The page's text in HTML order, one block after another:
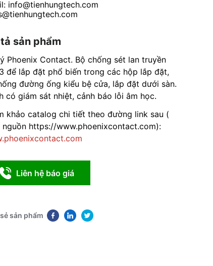
info@tienhungtech.com
sản phẩm
Phoenix Contact. Bộ chống sét lan truyền
để lắp đặt phổ biến trong các hộp lắp đặt,
đường ống kiểu bệ cửa, lắp đặt dưới sàn.
có giám sát nhiệt, cảnh báo lỗi âm học.
khảo catalog chi tiết theo đường link sau (
https://www.phoenixcontact.com):
Liên hệ báo giá
sản phẩm